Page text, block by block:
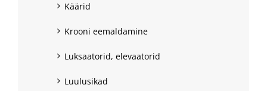
Käärid
Krooni eemaldamine
Luksaatorid, elevaatorid
Luulusikad